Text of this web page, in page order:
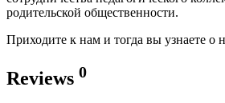
родительской общественности.
Приходите к нам и тогда вы узнаете о
Reviews 0